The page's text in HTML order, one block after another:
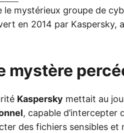
le mystérieux groupe de
en 2014 par Kaspersky,
mystère
Kaspersky mettait au
, capable d’intercepter
des fichiers sensibles et